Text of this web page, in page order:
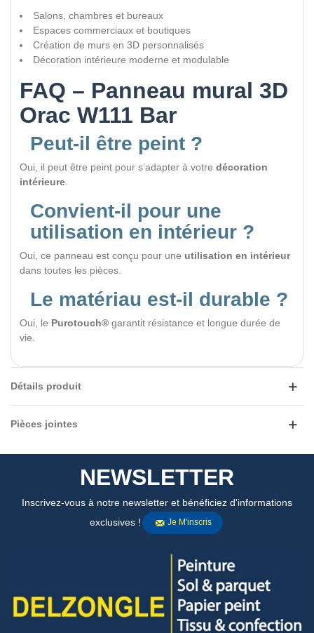
Salons, chambres et bureaux
Espaces commerciaux et boutiques
Création de murs en 3D personnalisés
Décoration intérieure moderne et modulable
FAQ – Panneau mural 3D
Orac W111 Bar
Peut-il être peint ?
Oui, il peut être peint pour s’adapter à votre décoration
intérieure.
Convient-il pour une
utilisation en intérieur ?
Oui, ce panneau est conçu pour une utilisation en intérieur
dans toutes les pièces.
Le matériau est-il durable ?
Oui, le Purotouch® garantit résistance et longue durée de
vie.
Détails produit
Pièces jointes
NEWSLETTER
Inscrivez-vous à notre newsletter et bénéficiez d'informations
exclusives !
Je M'inscris